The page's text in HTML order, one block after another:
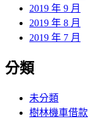
2019 年 9 月
2019 年 8 月
2019 年 7 月
分類
未分類
樹林機車借款